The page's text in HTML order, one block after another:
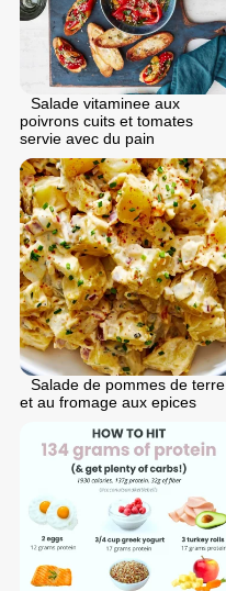
Salade vitaminee aux
poivrons cuits et tomates
servie avec du pain
Salade de pommes de terre
et au fromage aux epices